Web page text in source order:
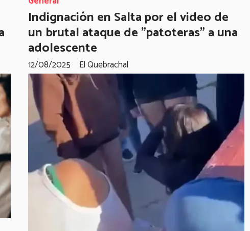
Indignación en Salta por el video de
un brutal ataque de "patoteras" a una
adolescente
El Quebrachal
12/08/2025